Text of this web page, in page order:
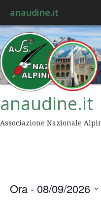
anaudine.it
anaudine.it
Associazione Nazionale
Ora - 08/09/2026